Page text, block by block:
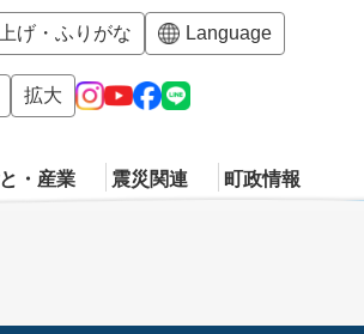
げ・ふりがな Language
拡大
・産業 震災関連 町政情報